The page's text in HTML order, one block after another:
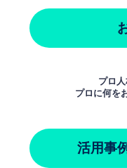
プロ人
プロに何を
活用事